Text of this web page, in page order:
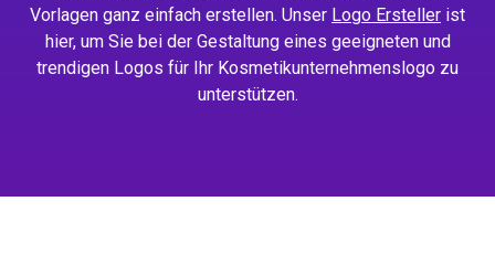
Vorlagen ganz einfach erstellen. Unser Logo Ersteller ist
hier, um Sie bei der Gestaltung eines geeigneten und
trendigen Logos für Ihr Kosmetikunternehmenslogo zu
unterstützen.